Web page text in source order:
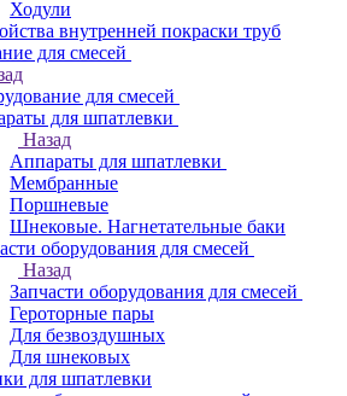
Ходули
внутренней покраски труб
для смесей
для смесей
для шпатлевки
Назад
Аппараты для шпатлевки
Мембранные
Поршневые
Шнековые. Нагнетательные баки
оборудования для смесей
Назад
Запчасти оборудования для смесей
Героторные пары
Для безвоздушных
Для шнековых
для шпатлевки